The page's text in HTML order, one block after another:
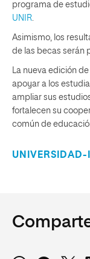
programa de
UNIR.
Asimismo, los
de las becas serán
La nueva edición
apoyar a los
ampliar sus
fortalecen su
común de